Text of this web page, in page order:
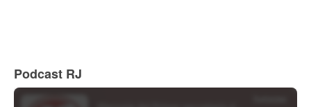
Podcast RJ